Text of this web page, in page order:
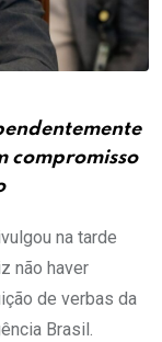
compromisso
na tarde
não haver
de verbas da
Brasil.